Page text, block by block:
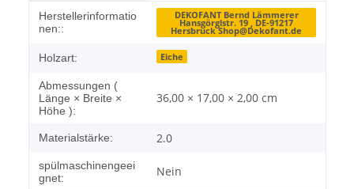
Produkteigenschaft
Wert
Herstellerinformatio
nen::
DEKOFANT Bernd Lämmerer
Hansgörglstr. 19 , DE-91217
Hersbruck Shop@Dekofant.de
Holzart: Eiche
Abmessungen (
Länge × Breite ×
Höhe ):
36,00 × 17,00 × 2,00 cm
Materialstärke: 2.0
spülmaschinengeei
gnet:
Nein